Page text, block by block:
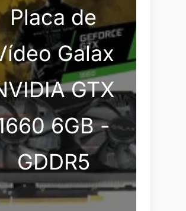
Placa de
Galax
GTX
6GB -
GDDR5